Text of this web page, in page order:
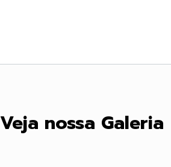
Veja nossa Galeria